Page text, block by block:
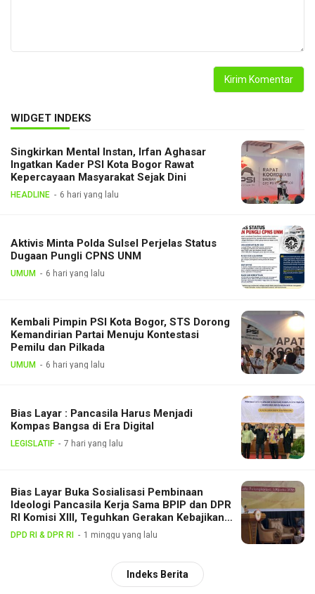
WIDGET INDEKS
Singkirkan Mental Instan, Irfan Aghasar
Ingatkan Kader PSI Kota Bogor Rawat
Kepercayaan Masyarakat Sejak Dini
HEADLINE 6 hari yang lalu
Aktivis Minta Polda Sulsel Perjelas Status
Dugaan Pungli CPNS UNM
UMUM 6 hari yang lalu
Kembali Pimpin PSI Kota Bogor, STS Dorong
Kemandirian Partai Menuju Kontestasi
Pemilu dan Pilkada
UMUM 6 hari yang lalu
Bias Layar : Pancasila Harus Menjadi
Kompas Bangsa di Era Digital
LEGISLATIF 7 hari yang lalu
Bias Layar Buka Sosialisasi Pembinaan
Ideologi Pancasila Kerja Sama BPIP dan DPR
RI Komisi XIII, Teguhkan Gerakan Kebajikan
Pancasila di Tengah Masyarakat
DPD RI & DPR RI 1 minggu yang lalu
Indeks Berita